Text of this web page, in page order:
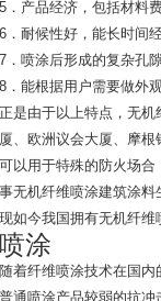
5 ．产品经济，包括材料
6 ．耐候性好，能长时间
7 ．喷涂后形成的复杂孔
8 ．能根据用户需要做外
正是由于以上特点，无
厦、欧洲议会大厦、摩
可以用于特殊的防火场
事无机纤维喷涂建筑涂料
现如今我国拥有无机纤
喷涂
随着纤维喷涂技术在国
普通喷涂产品较弱的抗